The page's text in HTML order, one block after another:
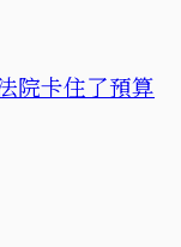
院卡住了預算